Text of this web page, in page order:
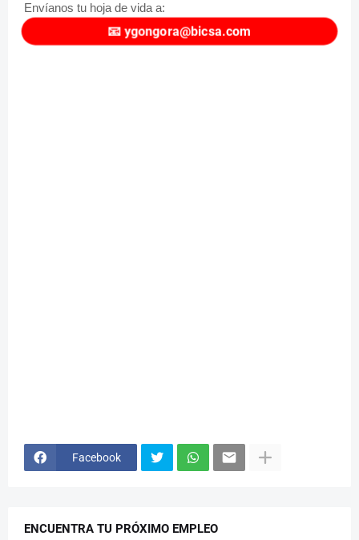
Envíanos tu hoja de vida a:
📧ygongora@bicsa.com
Facebook
ENCUENTRA TU PRÓXIMO EMPLEO